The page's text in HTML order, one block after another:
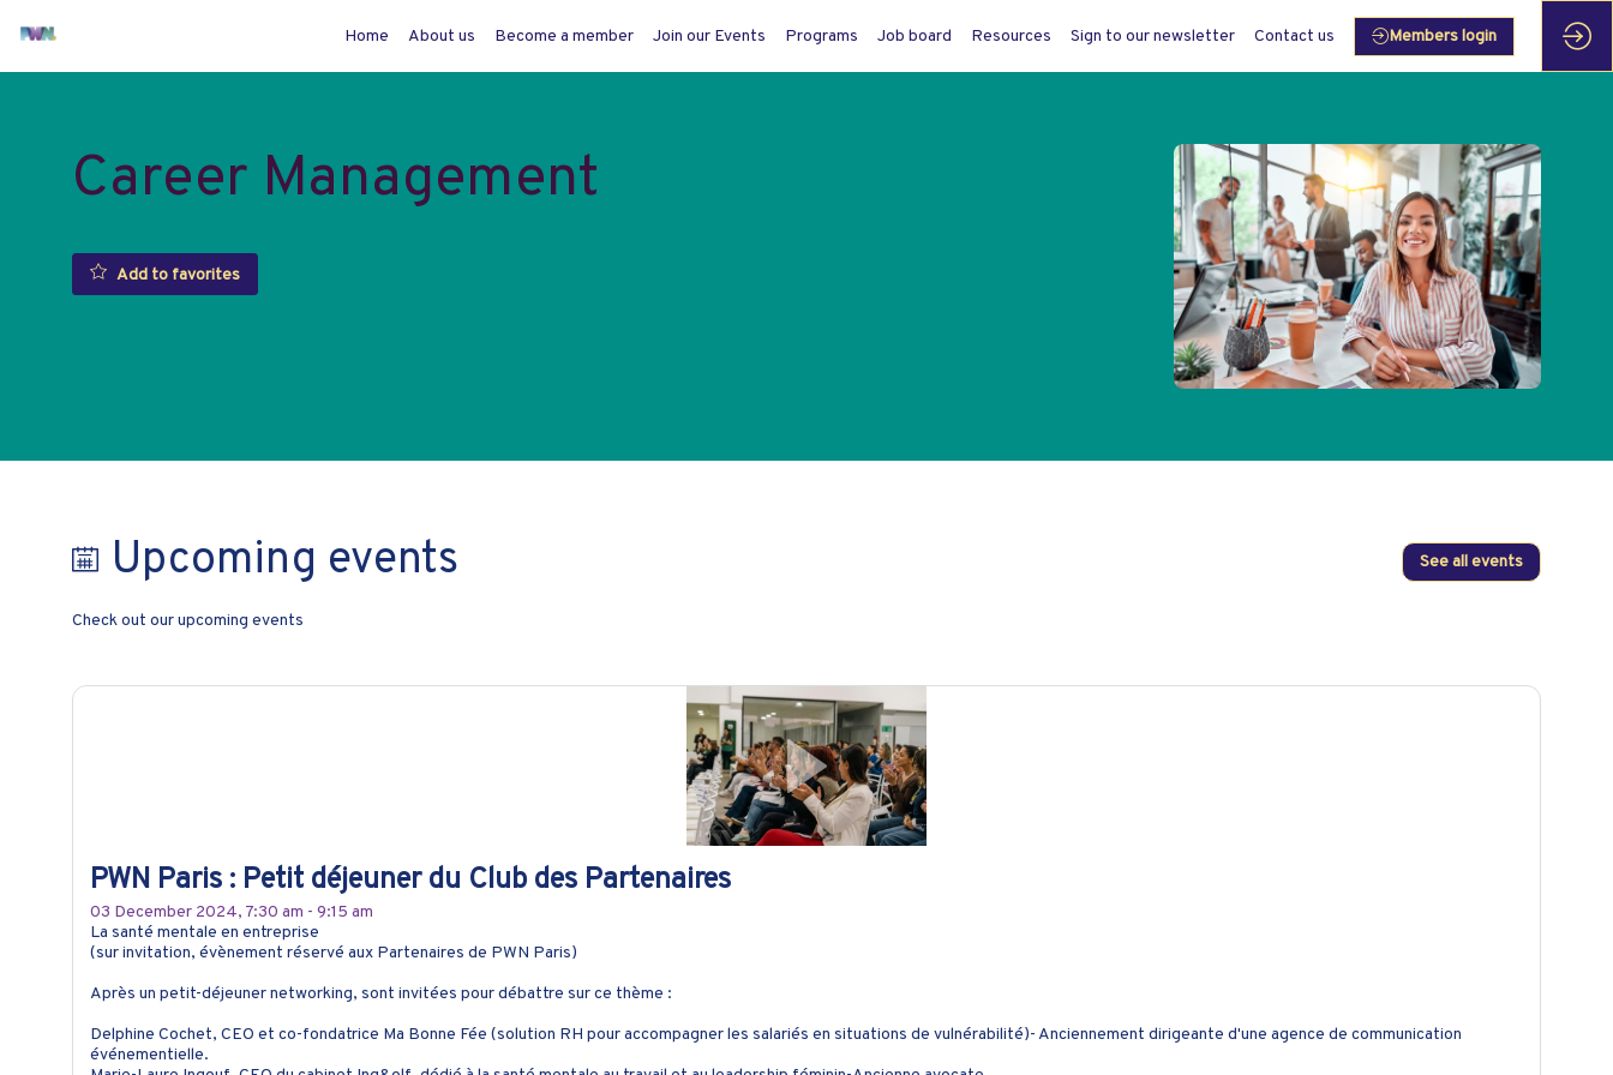
Home About us Become a member Join our Events Programs Job board Resources Sign to our newsletter Contact us Members login
Career Management
Add to favorites
Upcoming events See all events
Check out our upcoming events
PWN Paris : Petit déjeuner du Club des Partenaires
03 December 2024, 7:30 am - 9:15 am
La santé mentale en entreprise
(sur invitation, évènement réservé aux Partenaires de PWN Paris)
Après un petit-déjeuner networking, sont invitées pour débattre sur ce thème :
Delphine Cochet, CEO et co-fondatrice Ma Bonne Fée (solution RH pour accompagner les salariés en situations de vulnérabilité)- Anciennement dirigeante d'une agence de communication
événementielle.